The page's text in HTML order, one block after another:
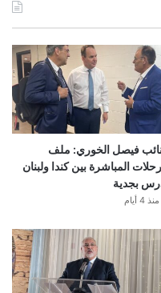
فيصل الخوري: ملف
المباشرة بين كندا ولبنان
بجدية
منذ 4 أيام